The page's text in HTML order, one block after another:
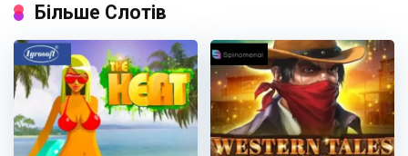
Більше Слотів